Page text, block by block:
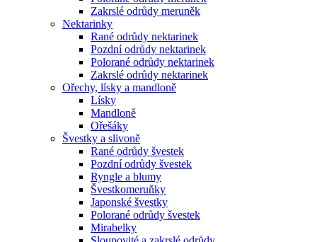
Zakrslé odrůdy meruněk
Nektarinky
Rané odrůdy nektarinek
Pozdní odrůdy nektarinek
Polorané odrůdy nektarinek
Zakrslé odrůdy nektarinek
Ořechy, lísky a mandloně
Lísky
Mandloně
Ořešáky
Švestky a slivoně
Rané odrůdy švestek
Pozdní odrůdy švestek
Ryngle a blumy
Švestkomeruňky
Japonské švestky
Polorané odrůdy švestek
Mirabelky